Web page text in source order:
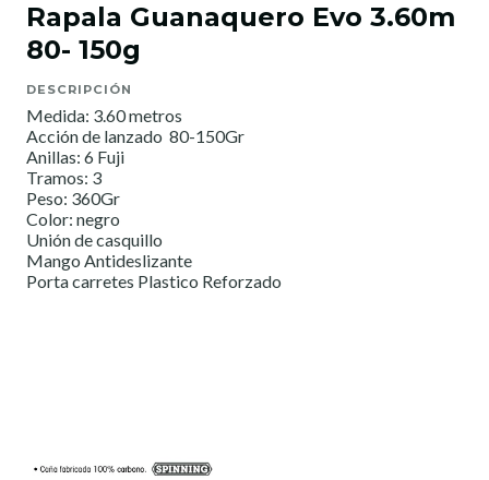
Rapala Guanaquero Evo 3.60m
80- 150g
DESCRIPCIÓN
Medida: 3.60 metros
Acción de lanzado 80-150Gr
Anillas: 6 Fuji
Tramos: 3
Peso: 360Gr
Color: negro
Unión de casquillo
Mango Antideslizante
Porta carretes Plastico Reforzado